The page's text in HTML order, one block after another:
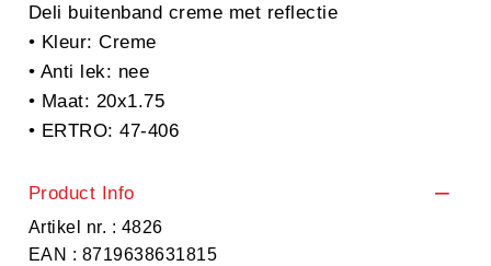
Deli buitenband creme met reflectie
• Kleur: Creme
• Anti lek: nee
• Maat: 20x1.75
• ERTRO: 47-406
Product Info
Artikel nr. : 4826
EAN : 8719638631815